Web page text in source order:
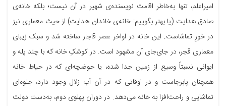
امیراعلم، تنها به‌خاطر اقامت نویسنده‌ی شهیر در آن نیست؛ بلکه خانه‌ی
صادق هدایت (یا بهتر بگوییم: خانه‌ی خاندان هدایت) از حیث معماری نیز
در خورِ تماشاست. این خانه در اواخر عصر قاجار ساخته شد و سبک زیبای
معماری قجر، در جای‌جای آن مشهود است. در کوشکِ خانه که با چند پله و
ایوانی نسبتاً وسیع از زمین جدا شده، یا حوضچه‌ای که در حیاط خانه
همچنان پابرجاست و در اوقاتی که در آن آب زلال وجود دارد، جلوه‌ای
تماشایی و راحت‌افزا به خانه می‌دهد. در دوران پهلوی دوم، به‌دست دولت